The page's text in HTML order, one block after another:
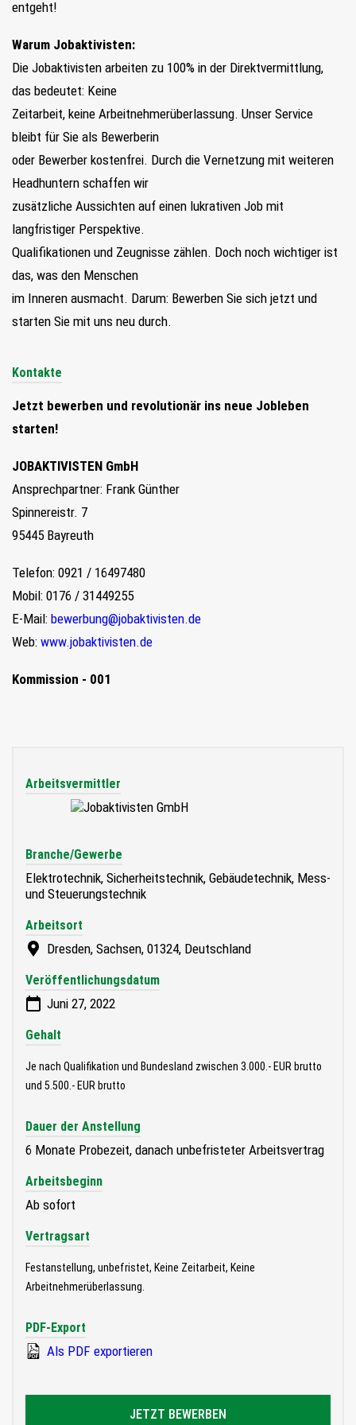
entgeht!
Warum Jobaktivisten:
Die Jobaktivisten arbeiten zu 100% in der Direktvermittlung,
das bedeutet: Keine
Zeitarbeit, keine Arbeitnehmerüberlassung. Unser Service
bleibt für Sie als Bewerberin
oder Bewerber kostenfrei. Durch die Vernetzung mit weiteren
Headhuntern schaffen wir
zusätzliche Aussichten auf einen lukrativen Job mit
langfristiger Perspektive.
Qualifikationen und Zeugnisse zählen. Doch noch wichtiger ist
das, was den Menschen
im Inneren ausmacht. Darum: Bewerben Sie sich jetzt und
starten Sie mit uns neu durch.
Kontakte
Jetzt bewerben und revolutionär ins neue Jobleben
starten!
JOBAKTIVISTEN GmbH
Ansprechpartner: Frank Günther
Spinnereistr. 7
95445 Bayreuth
Telefon: 0921 / 16497480
Mobil: 0176 / 31449255
E-Mail: bewerbung@jobaktivisten.de
Web: www.jobaktivisten.de
Kommission - 001
Arbeitsvermittler
Branche/Gewerbe
Elektrotechnik, Sicherheitstechnik, Gebäudetechnik, Mess-
und Steuerungstechnik
Arbeitsort
Dresden, Sachsen, 01324, Deutschland
Veröffentlichungsdatum
Juni 27, 2022
Gehalt
Je nach Qualifikation und Bundesland zwischen 3.000.- EUR brutto
und 5.500.- EUR brutto
Dauer der Anstellung
6 Monate Probezeit, danach unbefristeter Arbeitsvertrag
Arbeitsbeginn
Ab sofort
Vertragsart
Festanstellung, unbefristet, Keine Zeitarbeit, Keine
Arbeitnehmerüberlassung.
PDF-Export
Als PDF exportieren
JETZT BEWERBEN